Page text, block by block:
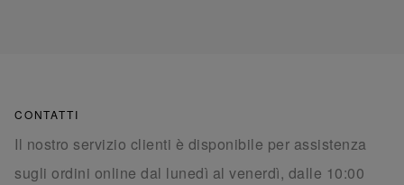
CONTATTI
Il nostro servizio clienti è disponibile per assistenza
sugli ordini online dal lunedì al venerdì, dalle 10:00